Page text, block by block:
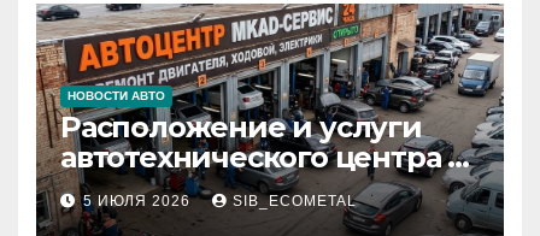
НОВОСТИ АВТО
Расположение и услуги
автотехнического центра в
районе 84-го километра
МКАД
5 ИЮЛЯ 2026 SIB_ECOMETAL